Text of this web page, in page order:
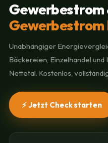
Gewerbestrom
Unabhängiger
Bäckereien, Einzelhandel
Nettetal. Kostenlos,
⚡ Jetzt Check starten